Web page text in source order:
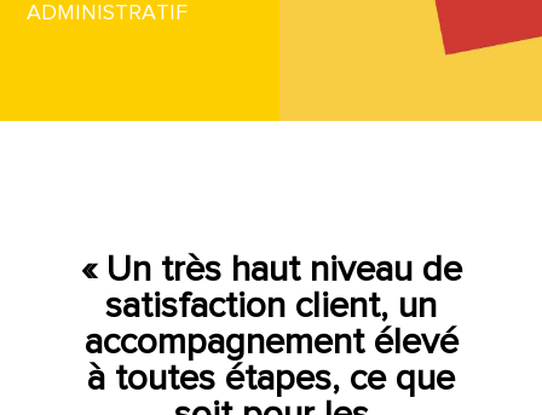
ADMINISTRATIF
« Un très haut niveau de
satisfaction client, un
accompagnement élevé
à toutes étapes, ce que